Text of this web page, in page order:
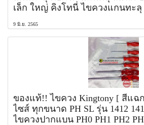
เล็ก ใหญ่ คิงโทนี่ ไขควงแกนทะลุ
9 มิ.ย. 2565
ของแท้!! ไขควง Kingtony [ สี่แฉ
ไซส์ ทุกขนาด PH SL รุ่น 1412
ไขควงปากแบน PH0 PH1 PH2